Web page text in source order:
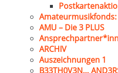
AMU – Die 3 PLUS
ARCHIV
Auszeichnungen 1
B33TH0V3N…